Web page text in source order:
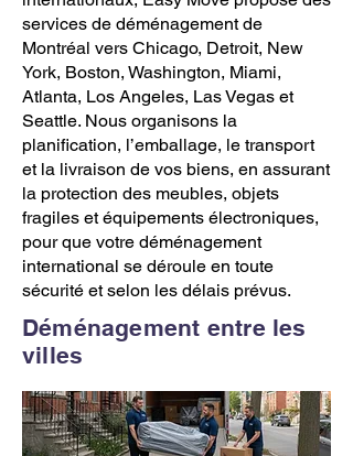
services de déménagementde
Montréal vers Chicago, Detroit, New
York, Boston, Washington, Miami,
Atlanta, Los Angeles, Las Vegas et
Seattle. Nous organisons la
planification, l’emballage, le transport
et la livraison de vos biens, en assurant
la protection des meubles, objets
fragiles et équipements électroniques,
pour que votre déménagement
international se déroule en toute
sécurité et selon les délais prévus.
Déménagement entre les
villes